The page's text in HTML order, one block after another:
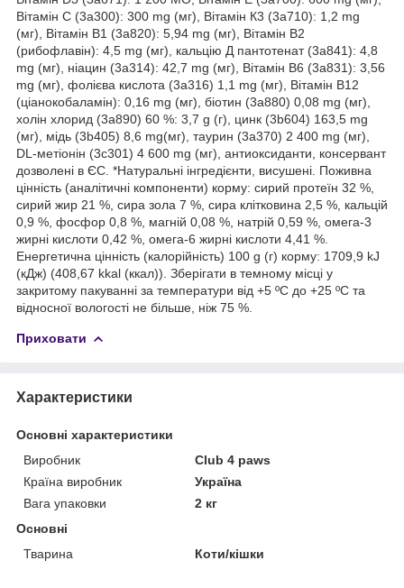
Вітамін С (3а300): 300 mg (мг), Вітамін К3 (3а710): 1,2 mg
(мг), Вітамін В1 (3а820): 5,94 mg (мг), Вітамін В2
(рибофлавін): 4,5 mg (мг), кальцію Д пантотенат (3а841): 4,8
mg (мг), ніацин (3а314): 42,7 mg (мг), Вітамін В6 (3а831): 3,56
mg (мг), фолієва кислота (3а316) 1,1 mg (мг), Вітамін В12
(ціанокобаламін): 0,16 mg (мг), біотин (3а880) 0,08 mg (мг),
холін хлорид (3а890) 60 %: 3,7 g (г), цинк (3b604) 163,5 mg
(мг), мідь (3b405) 8,6 mg(мг), таурин (3a370) 2 400 mg (мг),
DL-метіонін (3c301) 4 600 mg (мг), антиоксиданти, консервант
дозволені в ЄС. *Натуральні інгредієнти, висушені. Поживна
цінність (аналітичні компоненти) корму: сирий протеїн 32 %,
сирий жир 21 %, сира зола 7 %, сира клітковина 2,5 %, кальцій
0,9 %, фосфор 0,8 %, магній 0,08 %, натрій 0,59 %, омега-3
жирні кислоти 0,42 %, омега-6 жирні кислоти 4,41 %.
Енергетична цінність (калорійність) 100 g (г) корму: 1709,9 kJ
(кДж) (408,67 kkal (ккал)). Зберігати в темному місці у
закритому пакуванні за температури від +5 ºС до +25 ºС та
відносної вологості не більше, ніж 75 %.
Приховати
Характеристики
Основні характеристики
Виробник
Club 4 paws
Країна виробник
Україна
Вага упаковки
2 кг
Основні
Тварина
Коти/кішки